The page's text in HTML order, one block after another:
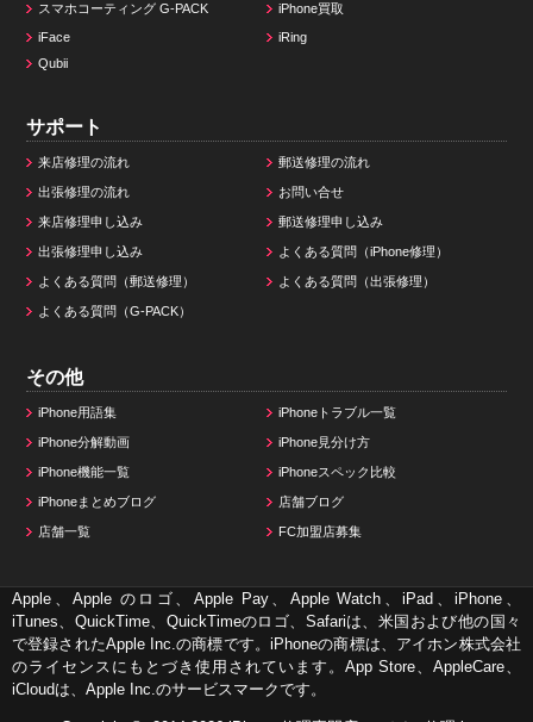
スマホコーティング G-PACK
iPhone買取
iFace
iRing
Qubii
サポート
来店修理の流れ 郵送修理の流れ
出張修理の流れ お問い合せ
来店修理申し込み 郵送修理申し込み
出張修理申し込み よくある質問（iPhone修理）
よくある質問（郵送修理） よくある質問（出張修理）
よくある質問（G-PACK）
その他
iPhone用語集 iPhoneトラブル一覧
iPhone分解動画 iPhone見分け方
iPhone機能一覧 iPhoneスペック比較
iPhoneまとめブログ 店舗ブログ
店舗一覧 FC加盟店募集
Apple、Apple のロゴ、Apple Pay、Apple Watch、iPad、iPhone、
iTunes、QuickTime、QuickTimeのロゴ、Safariは、米国および他の国々
で登録されたApple Inc.の商標です。iPhoneの商標は、アイホン株式会社
のライセンスにもとづき使用されています。App Store、AppleCare、
iCloudは、Apple Inc.のサービスマークです。